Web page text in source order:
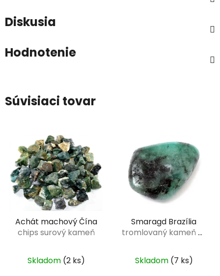
Diskusia
Hodnotenie
Súvisiaci tovar
Achát machový Čína
chips surový kameň
Skladom (2 ks)
Smaragd Brazília
tromlovaný kameň XL
Skladom (7 ks)